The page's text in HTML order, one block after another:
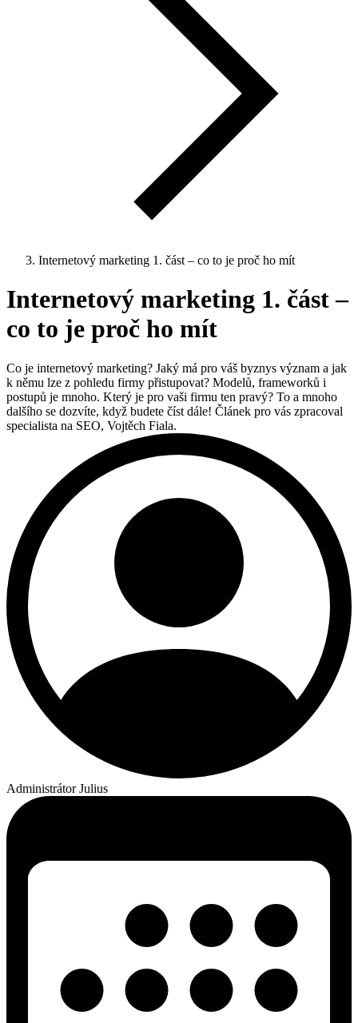
Internetový marketing 1. část – co to je proč ho mít
Internetový marketing 1. část –
co to je proč ho mít
Co je internetový marketing? Jaký má pro váš byznys význam a jak
k němu lze z pohledu firmy přistupovat? Modelů, frameworků i
postupů je mnoho. Který je pro vaši firmu ten pravý? To a mnoho
dalšího se dozvíte, když budete číst dále! Článek pro vás zpracoval
specialista na SEO, Vojtěch Fiala.
Administrátor Julius